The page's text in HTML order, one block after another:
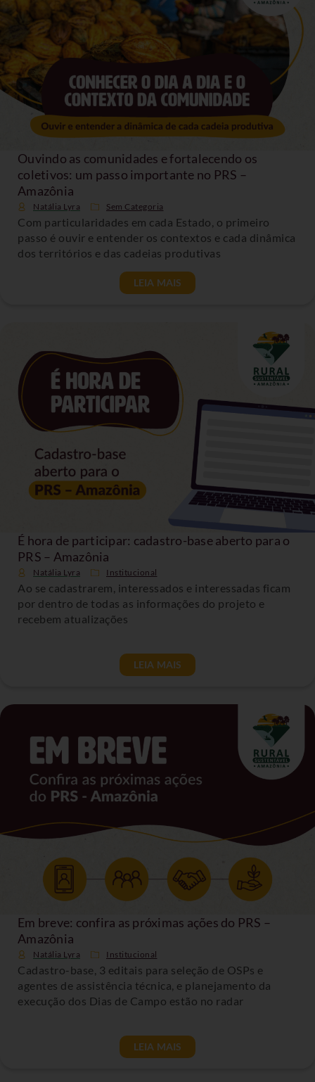
Ouvindo as comunidades e fortalecendo os
coletivos: um passo importante no PRS –
Amazônia
Natália Lyra Sem Categoria
Com particularidades em cada Estado, o primeiro
passo é ouvir e entender os contextos e cada dinâmica
dos territórios e das cadeias produtivas
LEIA MAIS
É hora de participar: cadastro-base aberto para o
PRS – Amazônia
Natália Lyra Institucional
Ao se cadastrarem, interessados e interessadas ficam
por dentro de todas as informações do projeto e
recebem atualizações
LEIA MAIS
Em breve: confira as próximas ações do PRS –
Amazônia
Natália Lyra Institucional
Cadastro-base, 3 editais para seleção de OSPs e
agentes de assistência técnica, e planejamento da
execução dos Dias de Campo estão no radar
LEIA MAIS